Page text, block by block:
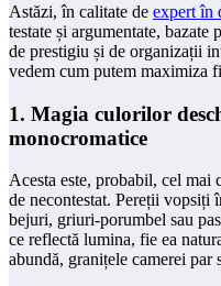
Astăzi, în calitate de expert în
testate și argumentate,
de prestigiu și de organizații
vedem cum putem maximiza
1. Magia culorilor
monocromatice
Acesta este, probabil, cel mai
de necontestat. Pereții vopsiți
bejuri, griuri-porumbel sau
ce reflectă lumina, fie ea
abundă, granițele camerei par